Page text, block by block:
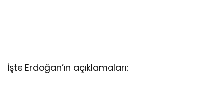
İşte Erdoğan’ın açıklamaları: